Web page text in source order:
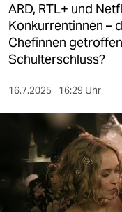
berlin
nord
wahrheit
verlag
verlag
veranstaltungen
ARD, RTL+ und
Konkurrentinnen –
Chefinnen
Schulterschluss?
16.7.2025 16:29 Uhr